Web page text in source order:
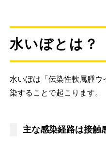
水いぼとは？
水いぼは「伝染性軟属腫
染することで起こります。
主な感染経路は接触